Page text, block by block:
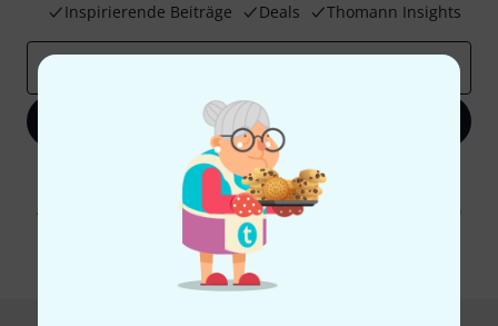
Inspirierende Beiträge
Deals Thomann Insights
Jetzt anmelden
Mit Klick auf „Jetzt anmelden“ stimmen Sie dem Erhalt von E-Mail-
Werbung und einer Messung des E-Mail-Nutzungsverhaltens zu. Die
Abmeldung ist jederzeit möglich. Weitere Informationen finden Sie in
Datenschutzhinweisen
* Pflichtfeld